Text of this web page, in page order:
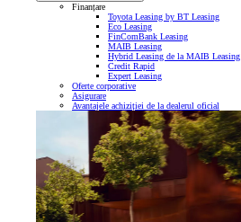
Finanțare
Toyota Leasing by BT Leasing
Eco Leasing
FinComBank Leasing
MAIB Leasing
Hybrid Leasing de la MAIB Leasing
Credit Rapid
Expert Leasing
Oferte corporative
Asigurare
Avantajele achiziției de la dealerul oficial